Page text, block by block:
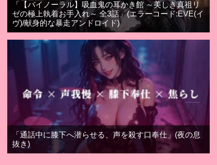
「【バイノーラル】吸血鬼の耳かき館 ～美しき真祖リ
ゼの極上執着お手入れ～ 全3話」(エラーコード:EVE(イ
ヴ)/献身的な暴走アンドロイド)
「通話中に膝下へ潜らせる、声を殺す口奉仕」(夜の息
抜き)